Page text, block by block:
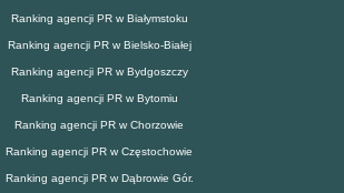
Ranking agencji PR w Białymstoku
Ranking agencji PR w Bielsko-Białej
Ranking agencji PR w Bydgoszczy
Ranking agencji PR w Bytomiu
Ranking agencji PR w Chorzowie
Ranking agencji PR w Częstochowie
Ranking agencji PR w Dąbrowie Gór.